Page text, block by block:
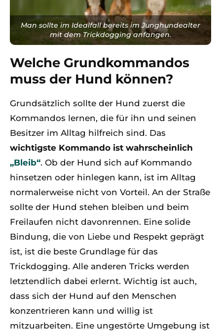
Man sollte im Idealfall bereits im Junghundealter
mit dem Trickdogging anfangen.
Welche Grundkommandos
muss der Hund können?
Grundsätzlich sollte der Hund zuerst die
Kommandos lernen, die für ihn und seinen
Besitzer im Alltag hilfreich sind. Das
wichtigste Kommando ist wahrscheinlich
„Bleib“. Ob der Hund sich auf Kommando
hinsetzen oder hinlegen kann, ist im Alltag
normalerweise nicht von Vorteil. An der Straße
sollte der Hund stehen bleiben und beim
Freilaufen nicht davonrennen. Eine solide
Bindung, die von Liebe und Respekt geprägt
ist, ist die beste Grundlage für das
Trickdogging. Alle anderen Tricks werden
letztendlich dabei erlernt. Wichtig ist auch,
dass sich der Hund auf den Menschen
konzentrieren kann und willig ist
mitzuarbeiten. Eine ungestörte Umgebung ist